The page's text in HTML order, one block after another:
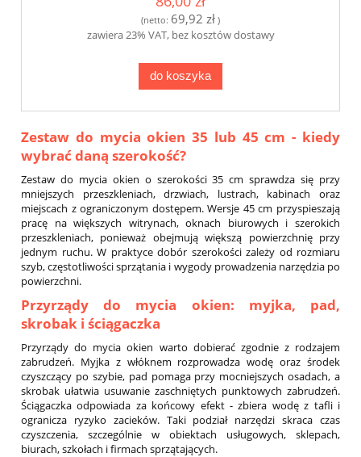
(netto: 69,92 zł )
zawiera 23% VAT, bez kosztów dostawy
do koszyka
Zestaw do mycia okien 35 lub 45 cm - kiedy
wybrać daną szerokość?
Zestaw do mycia okien o szerokości 35 cm sprawdza się przy
mniejszych przeszkleniach, drzwiach, lustrach, kabinach oraz
miejscach z ograniczonym dostępem. Wersje 45 cm przyspieszają
pracę na większych witrynach, oknach biurowych i szerokich
przeszkleniach, ponieważ obejmują większą powierzchnię przy
jednym ruchu. W praktyce dobór szerokości zależy od rozmiaru
szyb, częstotliwości sprzątania i wygody prowadzenia narzędzia po
powierzchni.
Przyrządy do mycia okien: myjka, pad,
skrobak i ściągaczka
Przyrządy do mycia okien warto dobierać zgodnie z rodzajem
zabrudzeń. Myjka z włóknem rozprowadza wodę oraz środek
czyszczący po szybie, pad pomaga przy mocniejszych osadach, a
skrobak ułatwia usuwanie zaschniętych punktowych zabrudzeń.
Ściągaczka odpowiada za końcowy efekt - zbiera wodę z tafli i
ogranicza ryzyko zacieków. Taki podział narzędzi skraca czas
czyszczenia, szczególnie w obiektach usługowych, sklepach,
biurach, szkołach i firmach sprzątających.